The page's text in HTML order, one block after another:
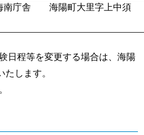
南庁舎 海陽町大里字上中須
日程等を変更する場合は、海陽
します。